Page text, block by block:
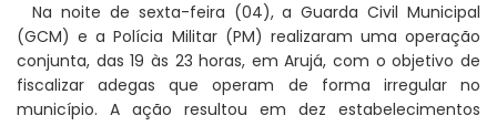
Na noite de sexta-feira (04), a Guarda Civil Municipal
(GCM) e a Polícia Militar (PM) realizaram uma operação
conjunta, das 19 às 23 horas, em Arujá, com o objetivo de
fiscalizar adegas que operam de forma irregular no
município. A ação resultou em dez estabelecimentos